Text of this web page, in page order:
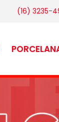
(16) 3235-